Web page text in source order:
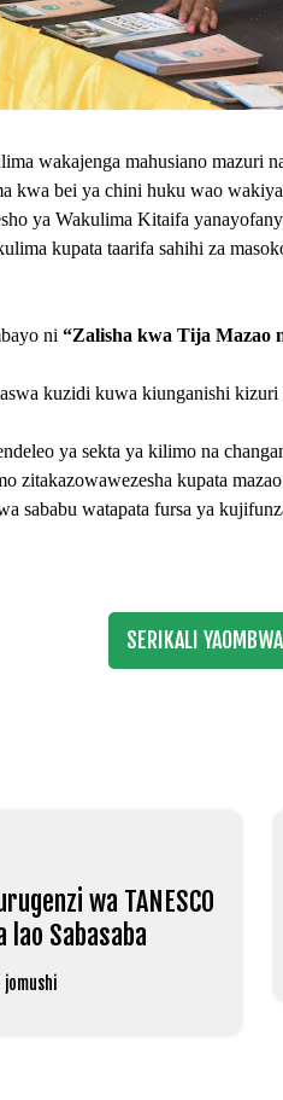
wakajenga mahusiano mazuri
kwa bei ya chini huku wao
ya Wakulima Kitaifa
kupata taarifa sahihi za
ni “Zalisha kwa Tija Mazao
kuzidi kuwa kiunganishi
ya sekta ya kilimo na
zitakazowawezesha kupata
watapata fursa ya
SERIKALI
wa TANESCO
lao Sabasaba
jomushi